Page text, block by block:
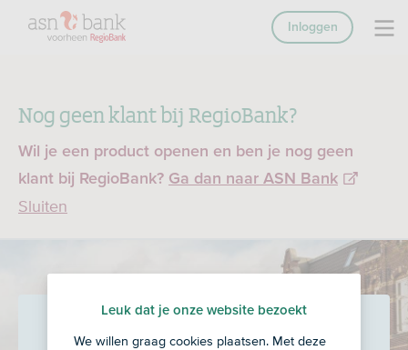
Nog geen klant bij RegioBank?
Wil je een product openen en ben je nog geen
klant bij RegioBank? Ga dan naar ASN Bank
Sluiten
Inloggen
Summa Adviesgroep B.V.
Leuk dat je onze website bezoekt
We willen graag cookies plaatsen. Met deze